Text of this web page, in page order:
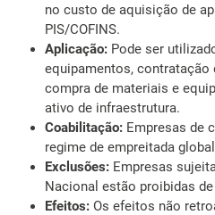
no custo de aquisição de
PIS/COFINS.
Aplicação: Pode ser
equipamentos, contratação
compra de materiais e
ativo de infraestrutura.
Coabilitação: Empresas de
regime de empreitada
Exclusões: Empresas
Nacional estão proibidas
Efeitos: Os efeitos não